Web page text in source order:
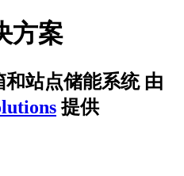
方案
和站点储能系统 由
提供